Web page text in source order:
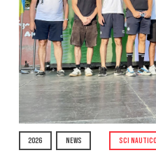
2026 NEWS SCI NAUTICO